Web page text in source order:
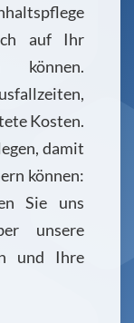
auf Ihr
können.
Kosten.
damit
können:
Sie uns
unsere
und Ihre